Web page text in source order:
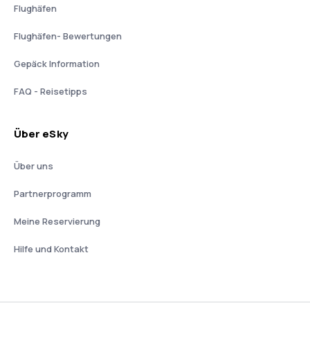
Flughäfen
Flughäfen- Bewertungen
Gepäck Information
FAQ - Reisetipps
Über eSky
Über uns
Partnerprogramm
Meine Reservierung
Hilfe und Kontakt